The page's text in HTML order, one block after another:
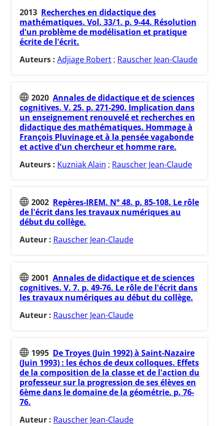
2013 Recherches en didactique des
mathématiques. Vol. 33/1. p. 9-44. Résolution
d'un problème de modélisation et pratique
écrite de l'écrit.
Auteurs : Adjiage Robert ; Rauscher Jean-Claude
2020 Annales de didactique et de sciences
cognitives. V. 25. p. 271-290. Implication dans
un enseignement renouvelé et recherches en
didactique des mathématiques. Hommage à
François Pluvinage et à la pensée vagabonde
et active d'un chercheur et homme rare.
Auteurs : Kuzniak Alain ; Rauscher Jean-Claude
2002 Repères-IREM. N° 48. p. 85-108. Le rôle
de l'écrit dans les travaux numériques au
début du collège.
Auteur : Rauscher Jean-Claude
2001 Annales de didactique et de sciences
cognitives. V. 7. p. 49-76. Le rôle de l'écrit dans
les travaux numériques au début du collège.
Auteur : Rauscher Jean-Claude
1995 De Troyes (Juin 1992) à Saint-Nazaire
(Juin 1993) : les échos de deux colloques. Effets
de la composition de la classe et de l'action du
professeur sur la progression de ses élèves en
6ème dans le domaine de la géométrie. p. 76-
76.
Auteur : Rauscher Jean-Claude